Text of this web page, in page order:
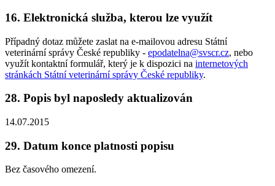
16. Elektronická služba, kterou lze využít
Případný dotaz můžete zaslat na e-mailovou adresu Státní
veterinární správy České republiky - epodatelna@svscr.cz, nebo
využít kontaktní formulář, který je k dispozici na internetových
stránkách Státní veterinární správy České republiky.
28. Popis byl naposledy aktualizován
14.07.2015
29. Datum konce platnosti popisu
Bez časového omezení.